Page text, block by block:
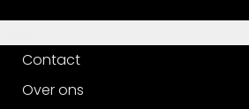
Contact
Over ons